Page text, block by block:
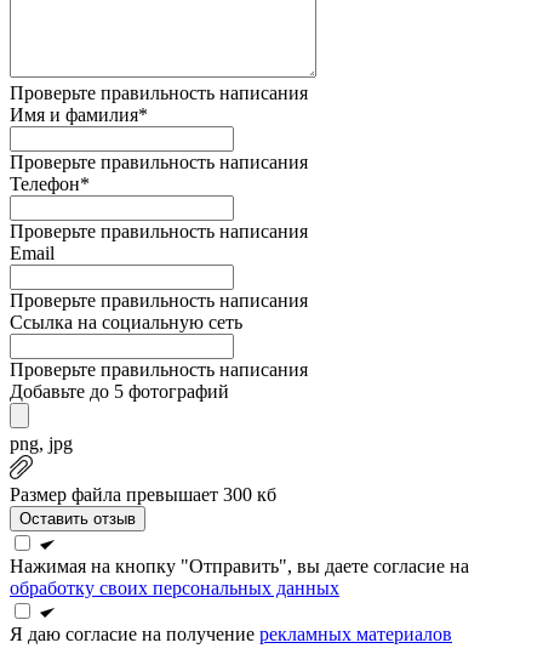
Проверьте правильность написания
Имя и фамилия*
Проверьте правильность написания
Телефон*
Проверьте правильность написания
Email
Проверьте правильность написания
Ссылка на социальную сеть
Проверьте правильность написания
Добавьте до 5 фотографий
png, jpg
Размер файла превышает 300 кб
Оставить отзыв
Нажимая на кнопку "Отправить", вы даете согласие на
обработку своих персональных данных
Я даю согласие на получение рекламных материалов